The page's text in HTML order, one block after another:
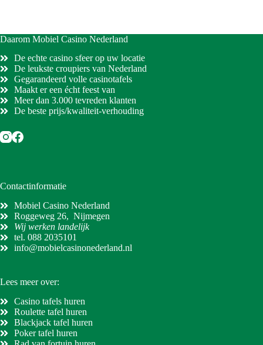
Daarom Mobiel Casino Nederland
De echte casino sfeer op uw locatie
De leukste croupiers van Nederland
Gegarandeerd volle casinotafels
Maakt er een écht feest van
Meer dan 3.000 tevreden klanten
De beste prijs/kwaliteit-verhouding
Contactinformatie
Mobiel Casino Nederland
Roggeweg 26, Nijmegen
Wij werken landelijk
tel. 088 2035101
info@mobielcasinonederland.nl
Lees meer over:
Casino tafels huren
Roulette tafel huren
Blackjack tafel huren
Poker tafel huren